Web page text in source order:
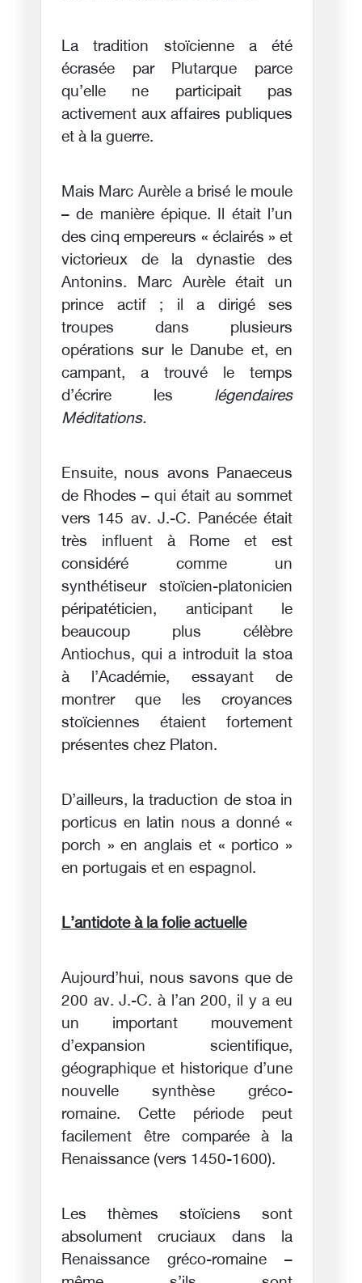
La tradition stoïcienne a été
écrasée par Plutarque parce
qu’elle ne participait pas
activement aux affaires publiques
et à la guerre.
Mais Marc Aurèle a brisé le moule
– de manière épique. Il était l’un
des cinq empereurs « éclairés » et
victorieux de la dynastie des
Antonins. Marc Aurèle était un
prince actif ; il a dirigé ses
troupes dans plusieurs
opérations sur le Danube et, en
campant, a trouvé le temps
d’écrire les légendaires
Méditations.
Ensuite, nous avons Panaeceus
de Rhodes – qui était au sommet
vers 145 av. J.-C. Panécée était
très influent à Rome et est
considéré comme un
synthétiseur stoïcien-platonicien
péripatéticien, anticipant le
beaucoup plus célèbre
Antiochus, qui a introduit la stoa
à l’Académie, essayant de
montrer que les croyances
stoïciennes étaient fortement
présentes chez Platon.
D’ailleurs, la traduction de stoa in
porticus en latin nous a donné «
porch » en anglais et « portico »
en portugais et en espagnol.
L’antidote à la folie actuelle
Aujourd’hui, nous savons que de
200 av. J.-C. à l’an 200, il y a eu
un important mouvement
d’expansion scientifique,
géographique et historique d’une
nouvelle synthèse gréco-
romaine. Cette période peut
facilement être comparée à la
Renaissance (vers 1450-1600).
Les thèmes stoïciens sont
absolument cruciaux dans la
Renaissance gréco-romaine –